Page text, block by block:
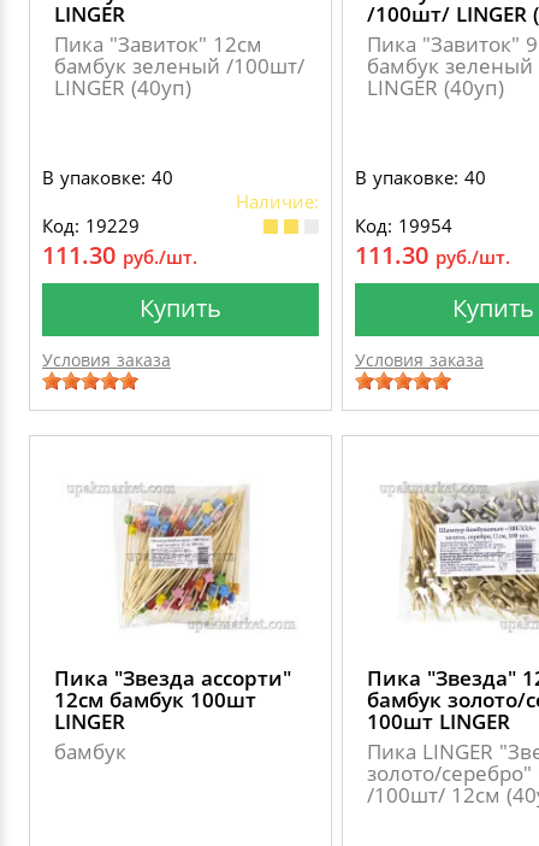
LINGER
Пика "Завиток" 12см
бамбук зеленый /100шт/
LINGER (40уп)
В упаковке: 40
Наличие:
Код: 19229
111.30 руб./шт.
Купить
Условия заказа
/100шт/ LINGER
Пика "Завиток"
бамбук
LINGER (40уп)
В упаковке: 40
Код: 19954
111.30 руб./шт.
Купить
Условия заказа
Пика "Звезда ассорти"
12см бамбук 100шт
LINGER
бамбук
Пика "Звезда"
бамбук золото/
100шт LINGER
Пика LINGER
золото/
/100шт/ 12см